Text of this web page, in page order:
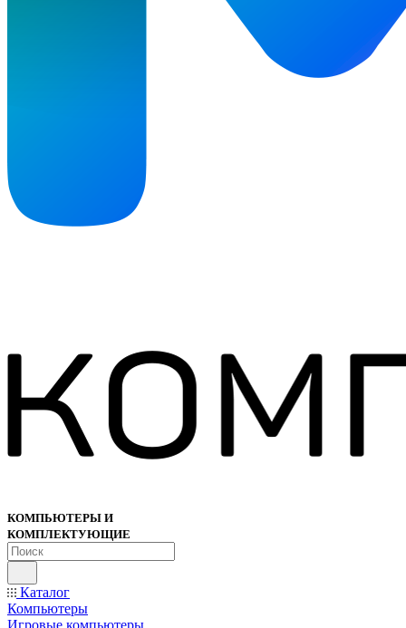
КОМПЬЮТЕРЫ И
КОМПЛЕКТУЮЩИЕ
Каталог
Компьютеры
Игровые компьютеры